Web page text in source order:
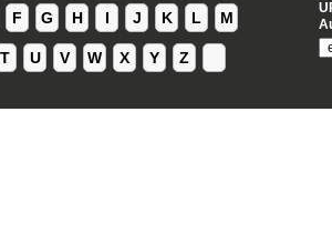
F G H I J K L M
T U V W X Y Z